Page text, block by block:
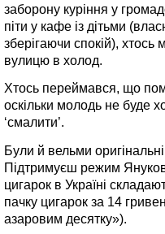
заборону куріння у
піти у кафе із дітьми
зберігаючи спокій), хтось
вулицю в холод.
Хтось переймався, що
оскільки молодь не буде
‘смалити’.
Були й вельми
Підтримуєш режим
цигарок в Україні
пачку цигарок за 14
азаровим десятку»).